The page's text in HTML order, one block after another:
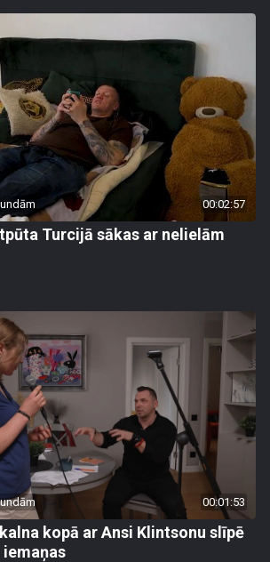
00:02:57
Turcijā sākas ar nelielām
00:01:53
kopā ar Ansi Klintsonu slīpē
iemaņas